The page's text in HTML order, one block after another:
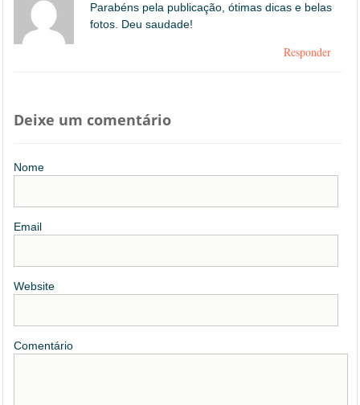
Parabéns pela publicação, ótimas dicas e belas
fotos. Deu saudade!
Responder
Deixe um comentário
Nome
Email
Website
Comentário